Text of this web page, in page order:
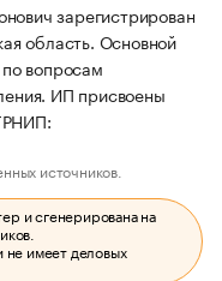
зарегистрирован
область. Основной
вопросам
ИП присвоены
источников.
и сгенерирована на
не имеет деловых